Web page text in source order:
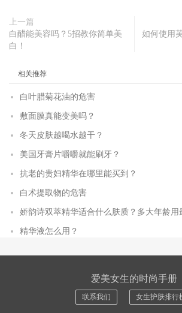
上一篇
白醋能美容吗？5招教你简单美
白！
如何使用
相关推荐
白叶腊菊花油的危害
敷面膜真能变美吗？
冬天皮肤越喝水越干？
美国牙膏片嚼嚼就能刷牙？
抗老的贵妇精华在哪里能买到？
白术提取物的危害
娇韵诗双萃精华适合什么肤质？多大年龄用
精华液怎么用？
爱美女生的时尚手册
联系我们 女生护肤排行